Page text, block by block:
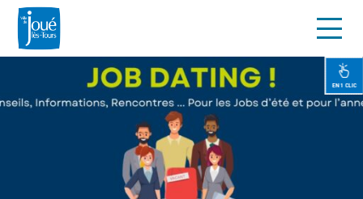
principal
EN 1 CLIC